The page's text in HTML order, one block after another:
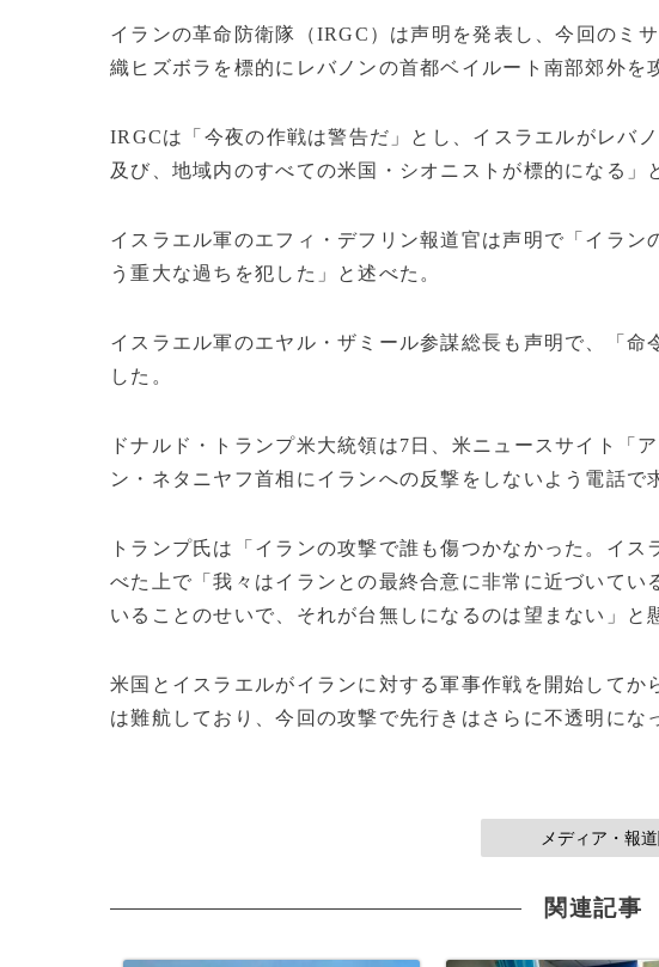
イランの革命防衛隊（IRGC）は声明を発表し、今回のミ
織ヒズボラを標的にレバノンの首都ベイルート南部郊外を
IRGCは「今夜の作戦は警告だ」とし、イスラエルがレバ
及び、地域内のすべての米国・シオニストが標的になる」
イスラエル軍のエフィ・デフリン報道官は声明で「イラ
う重大な過ちを犯した」と述べた。
イスラエル軍のエヤル・ザミール参謀総長も声明で、「
した。
ドナルド・トランプ米大統領は7日、米ニュースサイト「
ン・ネタニヤフ首相にイランへの反撃をしないよう電話で
トランプ氏は「イランの攻撃で誰も傷つかなかった。イ
べた上で「我々はイランとの最終合意に非常に近づいてい
いることのせいで、それが台無しになるのは望まない」と
米国とイスラエルがイランに対する軍事作戦を開始して
は難航しており、今回の攻撃で先行きはさらに不透明にな
メディア・報
関連記事